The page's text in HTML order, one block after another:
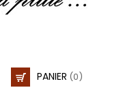
PANIER (0)